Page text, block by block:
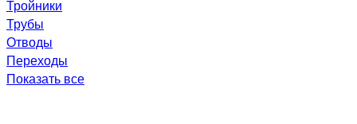
Тройники
Трубы
Отводы
Переходы
Показать все